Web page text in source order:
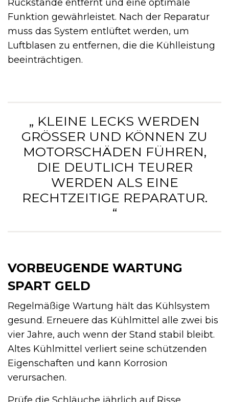
Rückstände entfernt und eine optimale
Funktion gewährleistet. Nach der Reparatur
muss das System entlüftet werden, um
Luftblasen zu entfernen, die die Kühlleistung
beeinträchtigen.
„ KLEINE LECKS WERDEN
GRÖSSER UND KÖNNEN ZU M
OTORSCHÄDEN FÜHREN, D
IE DEUTLICH TEURER W
ERDEN ALS EINE R
ECHTZEITIGE REPARATUR. “
VORBEUGENDE WARTUNG
SPART GELD
Regelmäßige Wartung hält das Kühlsystem
gesund. Erneuere das Kühlmittel alle zwei bis
vier Jahre, auch wenn der Stand stabil bleibt.
Altes Kühlmittel verliert seine schützenden
Eigenschaften und kann Korrosion
verursachen.